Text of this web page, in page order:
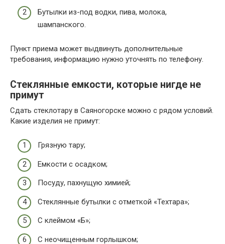
Бутылки из-под водки, пива, молока,
шампанского.
Пункт приема может выдвинуть дополнительные
требования, информацию нужно уточнять по телефону.
Стеклянные емкости, которые нигде не
примут
Сдать стеклотару в Саяногорске можно с рядом условий.
Какие изделия не примут:
Грязную тару;
Емкости с осадком;
Посуду, пахнущую химией;
Стеклянные бутылки с отметкой «Техтара»;
С клеймом «Б»;
С неочищенным горлышком;